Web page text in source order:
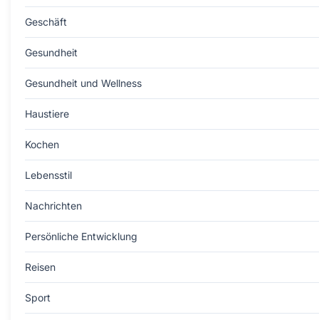
Geschäft
Gesundheit
Gesundheit und Wellness
Haustiere
Kochen
Lebensstil
Nachrichten
Persönliche Entwicklung
Reisen
Sport